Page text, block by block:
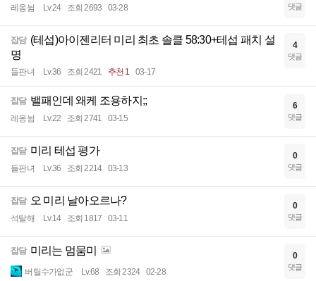
레옹뉨 Lv.24 조회 2693 03-28 댓글
잡담 (테섭)아이젠리터 미리 최초 솔클 58:30+테섭 패치 설
명
들판녀 Lv.36 조회 2421 추천 1 03-17
4
댓글
잡담 밸패인데 왜케 조용하지;;
레옹뉨 Lv.22 조회 2741 03-15
6
댓글
잡담 미리 테섭 평가
들판녀 Lv.36 조회 2214 03-13
0
댓글
잡담 오 미리 날아오르나?
석탈해 Lv.14 조회 1817 03-11
0
댓글
잡담 미리는 멈뭄미
버틸수가없군 Lv.68 조회 2324 02-28
0
댓글